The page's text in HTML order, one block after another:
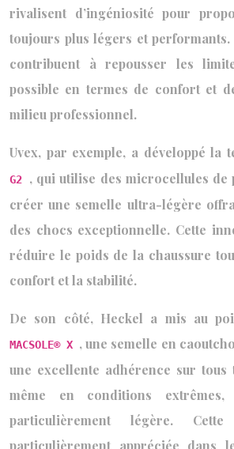
rivalisent d’ingéniosité pour
toujours plus légers et
contribuent à repousser les
possible en termes de confort et
milieu professionnel.
Uvex, par exemple, a développé la
G2 , qui utilise des microcellules de
créer une semelle ultra-légère
des chocs exceptionnelle. Cette
réduire le poids de la chaussure
confort et la stabilité.
De son côté, Heckel a mis au
MACSOLE® X , une semelle en
une excellente adhérence sur tous
même en conditions
particulièrement légère.
particulièrement appréciée dans